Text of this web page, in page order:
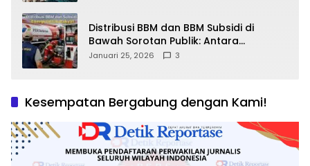
Distribusi BBM dan BBM Subsidi di
Bawah Sorotan Publik: Antara
Kepentingan Negara, Hak Konsumen,
Januari 25, 2026 3
Kesempatan Bergabung dengan Kami!